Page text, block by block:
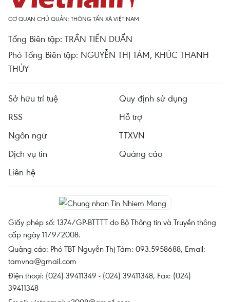
CƠ QUAN CHỦ QUẢN: THÔNG TẤN XÃ VIỆT NAM
Tổng Biên tập: TRẦN TIẾN DUẨN
Phó Tổng Biên tập: NGUYỄN THỊ TÁM, KHÚC THANH
THỦY
Sở hữu trí tuệ
Quy định sử dụng
RSS
Hỗ trợ
Ngôn ngữ
TTXVN
Dịch vụ tin
Quảng cáo
Liên hệ
Giấy phép số: 1374/GP-BTTTT do Bộ Thông tin và Truyền thông
cấp ngày 11/9/2008.
Quảng cáo: Phó TBT Nguyễn Thị Tám: 093.5958688, Email:
tamvna@gmail.com
Điện thoại: (024) 39411349 - (024) 39411348, Fax: (024)
39411348